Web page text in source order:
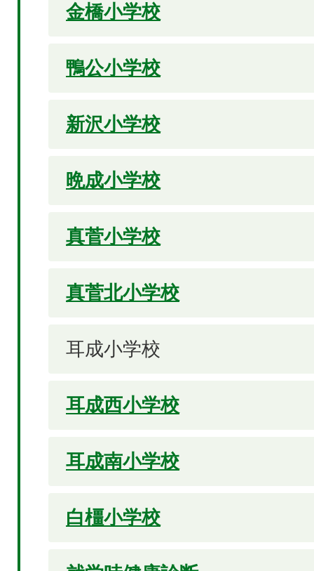
金橋小学校
鴨公小学校
新沢小学校
晩成小学校
真菅小学校
真菅北小学校
耳成小学校
耳成西小学校
耳成南小学校
白橿小学校